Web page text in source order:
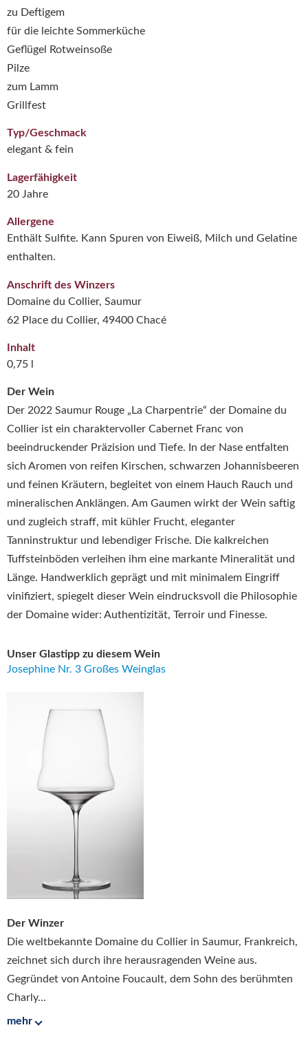
Der Wein
Der 2022 Saumur Rouge „La Charpentrie“ der Domaine du
Collier ist ein charaktervoller Cabernet Franc von
beeindruckender Präzision und Tiefe. In der Nase entfalten
sich Aromen von reifen Kirschen, schwarzen Johannisbeeren
und feinen Kräutern, begleitet von einem Hauch Rauch und
mineralischen Anklängen. Am Gaumen wirkt der Wein saftig
und zugleich straff, mit kühler Frucht, eleganter
Tanninstruktur und lebendiger Frische. Die kalkreichen
Tuffsteinböden verleihen ihm eine markante Mineralität und
Länge. Handwerklich geprägt und mit minimalem Eingriff
vinifiziert, spiegelt dieser Wein eindrucksvoll die Philosophie
der Domaine wider: Authentizität, Terroir und Finesse.
Unser Glastipp zu diesem Wein
Josephine Nr. 3 Großes Weinglas
Der Winzer
Die weltbekannte Domaine du Collier in Saumur, Frankreich,
zeichnet sich durch ihre herausragenden Weine aus.
Gegründet von Antoine Foucault, dem Sohn des berühmten
Charly...
mehr
zu Deftigem
für die leichte Sommerküche
Geflügel Rotweinsoße
Pilze
zum Lamm
Grillfest
Typ/Geschmack
elegant & fein
Lagerfähigkeit
20 Jahre
Allergene
Enthält Sulfite. Kann Spuren von Eiweiß, Milch und Gelatine
enthalten.
Anschrift des Winzers
Domaine du Collier, Saumur
62 Place du Collier, 49400 Chacé
Inhalt
0,75 l